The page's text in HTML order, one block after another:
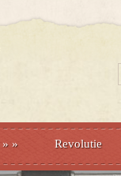
» » Revolutie